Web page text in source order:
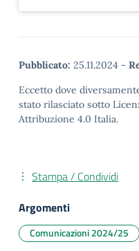
Pubblicato: 25.11.2024 -
Eccetto dove
stato rilasciato sotto
Attribuzione 4.0 Italia.
Stampa / Condividi
Argomenti
Comunicazioni 2024/25